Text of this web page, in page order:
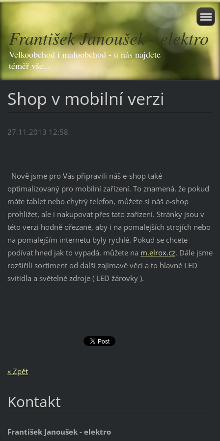
František Janoušek - elektro
Velkoobchod i maloobchod - u nás najdete
téměř vše...
Shop v mobilní verzi
27.11.2013 12:58
Nově jsme pro Vás připravili náš e-shop také
optimalizovaný pro mobilní zařízení. To znamená, že pokud
máte tablet nebo chytrý telefon, můžete si náš e-shop
prohlížet, ale i nakupovat přes tato zařízení. Stránky jsou v
této verzi hodně ořezané, aby i na pomalejších strojích nebo
na pomalejším internetu byly rychlé. Pokud se chcete
podívat hned jak to vypadá, můžete na m.elrox.cz. Dále jsme
rozšířili sortiment od další zajímavě věci a to hlavně LED
svítidla a světelné zdroje ( LED žárovky ).
« Zpět
Kontakt
František Janoušek - elektro